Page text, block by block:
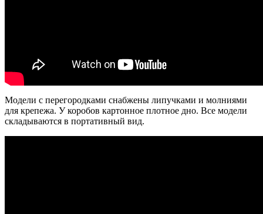
Модели с перегородками снабжены липучками и молниями
для крепежа. У коробов картонное плотное дно. Все модели
складываются в портативный вид.